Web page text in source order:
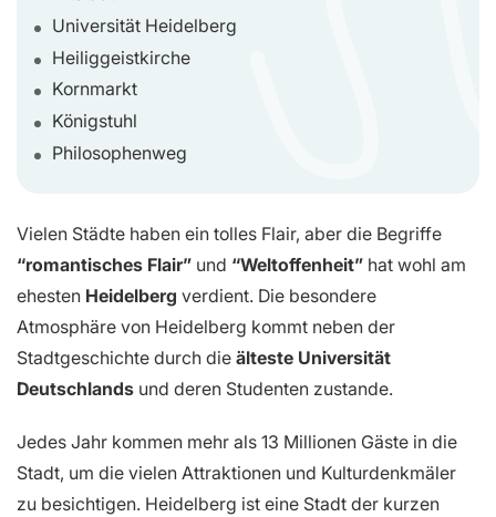
Universität Heidelberg
Heiliggeistkirche
Kornmarkt
Königstuhl
Philosophenweg
Vielen Städte haben ein tolles Flair, aber die Begriffe
“romantisches Flair” und “Weltoffenheit” hat wohl am
ehesten Heidelberg verdient. Die besondere
Atmosphäre von Heidelberg kommt neben der
Stadtgeschichte durch die älteste Universität
Deutschlands und deren Studenten zustande.
Jedes Jahr kommen mehr als 13 Millionen Gäste in die
Stadt, um die vielen Attraktionen und Kulturdenkmäler
zu besichtigen. Heidelberg ist eine Stadt der kurzen